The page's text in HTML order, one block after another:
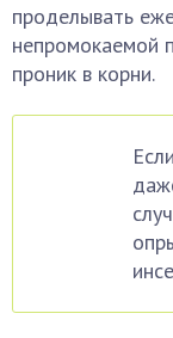
проделывать
непромокаемой
проник в корни.